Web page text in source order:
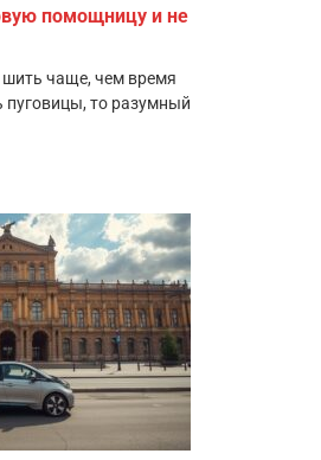
помощницу и не
шить чаще, чем время
пуговицы, то разумный